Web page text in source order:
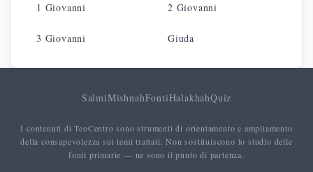
1 Giovanni 2 Giovanni
3 Giovanni Giuda
SalmiMishnahFontiHalakhahQuiz
I contenuti di TeoCentro sono strumenti di orientamento e ampliamento
della consapevolezza sui temi trattati. Non sostituiscono lo studio delle
fonti primarie — ne sono il punto di partenza.